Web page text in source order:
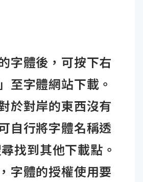
字體後，可按下右
至字體網站下載。
於對岸的東西沒有
自行將字體名稱透
找到其他下載點。
字體的授權使用要